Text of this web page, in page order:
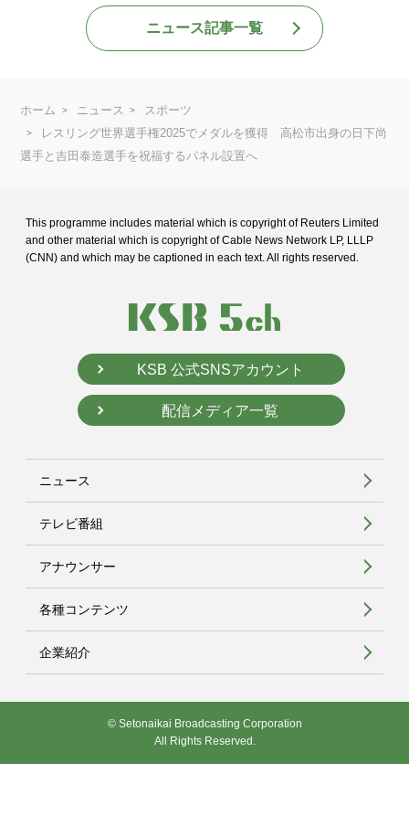
ニュース記事一覧
ホーム ニュース
スポーツ
レスリング世界選手権2025でメダルを獲得 高松市出身の日下尚
選手と吉田泰造選手を祝福するパネル設置へ
This programme includes material which is copyright of Reuters Limited
and other material which is copyright of Cable News Network LP, LLLP
(CNN) and which may be captioned in each text. All rights reserved.
KSB 公式SNSアカウント
配信メディア一覧
ニュース
テレビ番組
アナウンサー
各種コンテンツ
企業紹介
© Setonaikai Broadcasting Corporation
All Rights Reserved.